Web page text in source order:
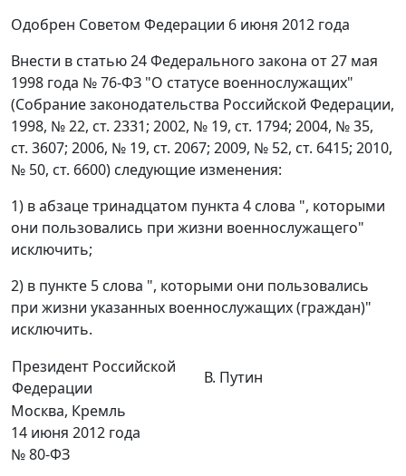
Одобрен Советом Федерации 6 июня 2012 года
Внести в статью 24 Федерального закона от 27 мая
1998 года № 76-ФЗ "О статусе военнослужащих"
(Собрание законодательства Российской Федерации,
1998, № 22, ст. 2331; 2002, № 19, ст. 1794; 2004, № 35,
ст. 3607; 2006, № 19, ст. 2067; 2009, № 52, ст. 6415; 2010,
№ 50, ст. 6600) следующие изменения:
1) в абзаце тринадцатом пункта 4 слова ", которыми
они пользовались при жизни военнослужащего"
исключить;
2) в пункте 5 слова ", которыми они пользовались
при жизни указанных военнослужащих (граждан)"
исключить.
Президент Российской
Федерации
В. Путин
Москва, Кремль
14 июня 2012 года
№ 80-ФЗ